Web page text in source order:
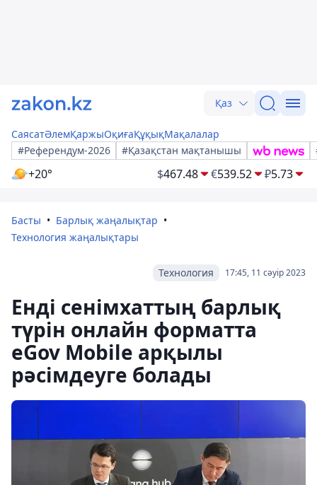
Қаз
СаясатӘлемҚаржыОқиғаҚұқықМақалалар
#Референдум-2026
#Қазақстан мақтанышы
+20° $467.48 €539.52 ₽5.73
Басты
Барлық жаңалықтар
Технология жаңалықтары
17:45, 11 сәуір 2023
Технология
Енді сенімхаттың барлық
түрін онлайн форматта
eGov Mobile арқылы
рәсімдеуге болады